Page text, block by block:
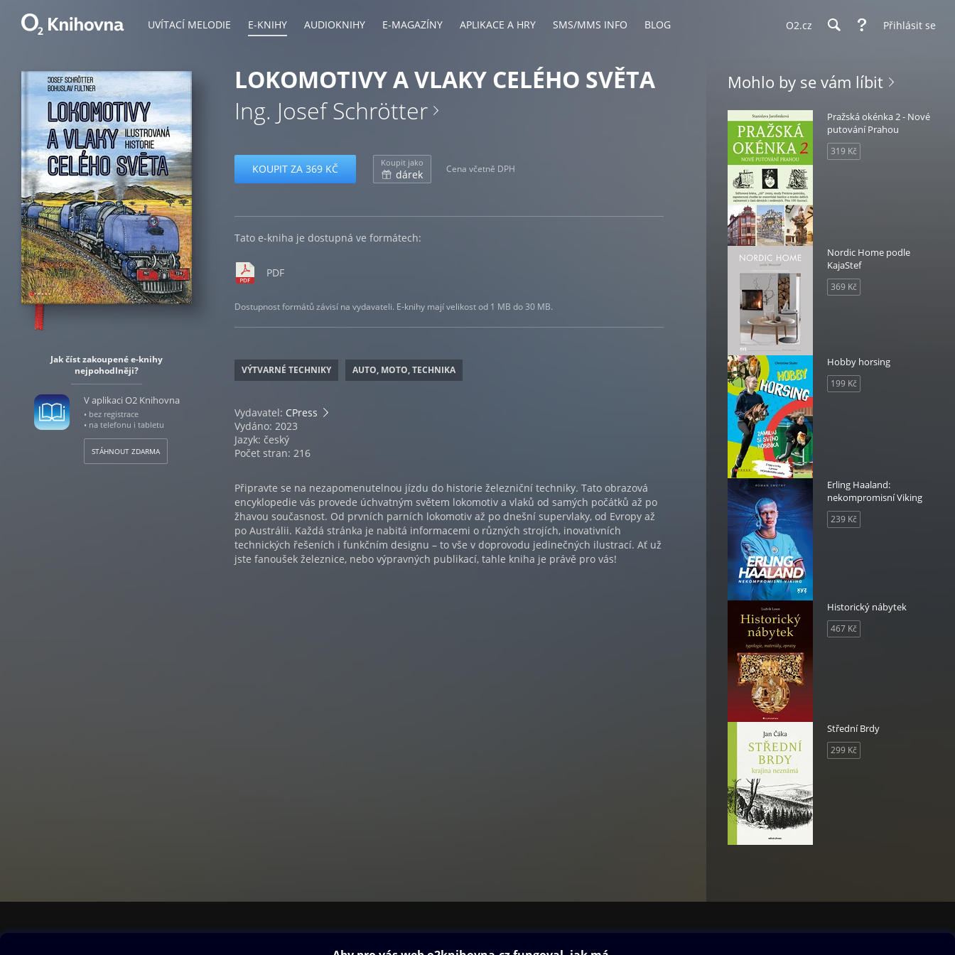
UVÍTACÍ MELODIE E-KNIHY AUDIOKNIHY E-MAGAZÍNY APLIKACE A HRY SMS/MMS INFO BLOG O2.cz Přihlásit se
Jak číst zakoupené e-knihy
nejpohodlněji?
V aplikaci O2 Knihovna
• bez registrace
• na telefonu i tabletu
STÁHNOUT ZDARMA
LOKOMOTIVY A VLAKY CELÉHO SVĚTA
Ing. Josef Schrötter
KOUPIT ZA 369 KČ Koupit jako
dárek Cena včetně DPH
Tato e-kniha je dostupná ve formátech:
PDF
Dostupnost formátů závisí na vydavateli. E-knihy mají velikost od 1 MB do 30 MB.
VÝTVARNÉ TECHNIKY AUTO, MOTO, TECHNIKA
Vydavatel: CPress
Vydáno: 2023
Jazyk: český
Počet stran: 216
Připravte se na nezapomenutelnou jízdu do historie železniční techniky. Tato obrazová
encyklopedie vás provede úchvatným světem lokomotiv a vlaků od samých počátků až po
žhavou současnost. Od prvních parních lokomotiv až po dnešní supervlaky, od Evropy až
po Austrálii. Každá stránka je nabitá informacemi o různých strojích, inovativních
technických řešeních i funkčním designu – to vše v doprovodu jedinečných ilustrací. Ať už
jste fanoušek železnice, nebo výpravných publikací, tahle kniha je právě pro vás!
Mohlo by se vám líbit
Pražská okénka 2 - Nové
putování Prahou
319 Kč
Nordic Home podle
KajaStef
369 Kč
Hobby horsing
199 Kč
Erling Haaland:
nekompromisní Viking
239 Kč
Historický nábytek
467 Kč
Střední Brdy
299 Kč